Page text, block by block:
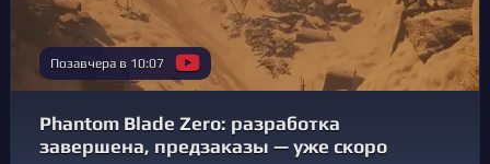
Позавчера в 10:07
Phantom Blade Zero: разработка
завершена, предзаказы — уже скоро